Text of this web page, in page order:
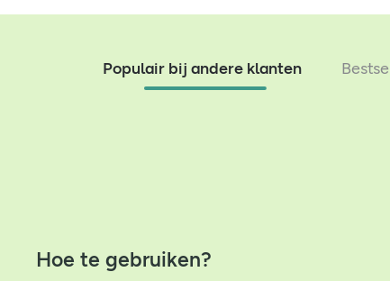
Hoe te gebruiken?
Populair bij andere klanten